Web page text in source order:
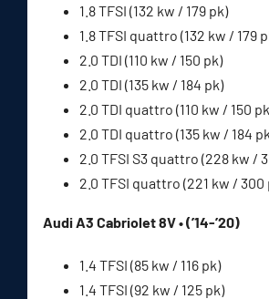
1.8 TFSI (132 kw / 179 pk)
1.8 TFSI quattro (132 kw / 179
2.0 TDI (110 kw / 150 pk)
2.0 TDI (135 kw / 184 pk)
2.0 TDI quattro (110 kw / 150
2.0 TDI quattro (135 kw / 184
2.0 TFSI S3 quattro (228 kw /
2.0 TFSI quattro (221 kw / 300
Audi A3 Cabriolet 8V • (’14-’20)
1.4 TFSI (85 kw / 116 pk)
1.4 TFSI (92 kw / 125 pk)